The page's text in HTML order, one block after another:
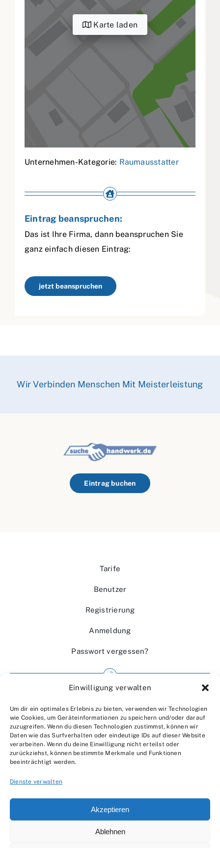
Einwilligung verwalten
Um dir ein optimales Erlebnis zu bieten, verwenden wir Technologien
wie Cookies, um Geräteinformationen zu speichern und/oder darauf
zuzugreifen. Wenn du diesen Technologien zustimmst, können wir
Daten wie das Surfverhalten oder eindeutige IDs auf dieser Website
verarbeiten. Wenn du deine Einwilligung nicht erteilst oder
zurückziehst, können bestimmte Merkmale und Funktionen
beeinträchtigt werden.
Dienste verwalten
Akzeptieren
Ablehnen
Karte laden
Unternehmen-Kategorie: Raumausstatter
Eintrag beanspruchen:
Das ist Ihre Firma, dann beanspruchen Sie
ganz einfach diesen Eintrag:
jetzt beanspruchen
Wir Verbinden Menschen Mit Meisterleistung
Eintrag buchen
Tarife
Benutzer
Registrierung
Anmeldung
Passwort vergessen?
Wir über uns
Kontakt
Datenschutzerklärung
© 2007 - 2026 •by Moveco